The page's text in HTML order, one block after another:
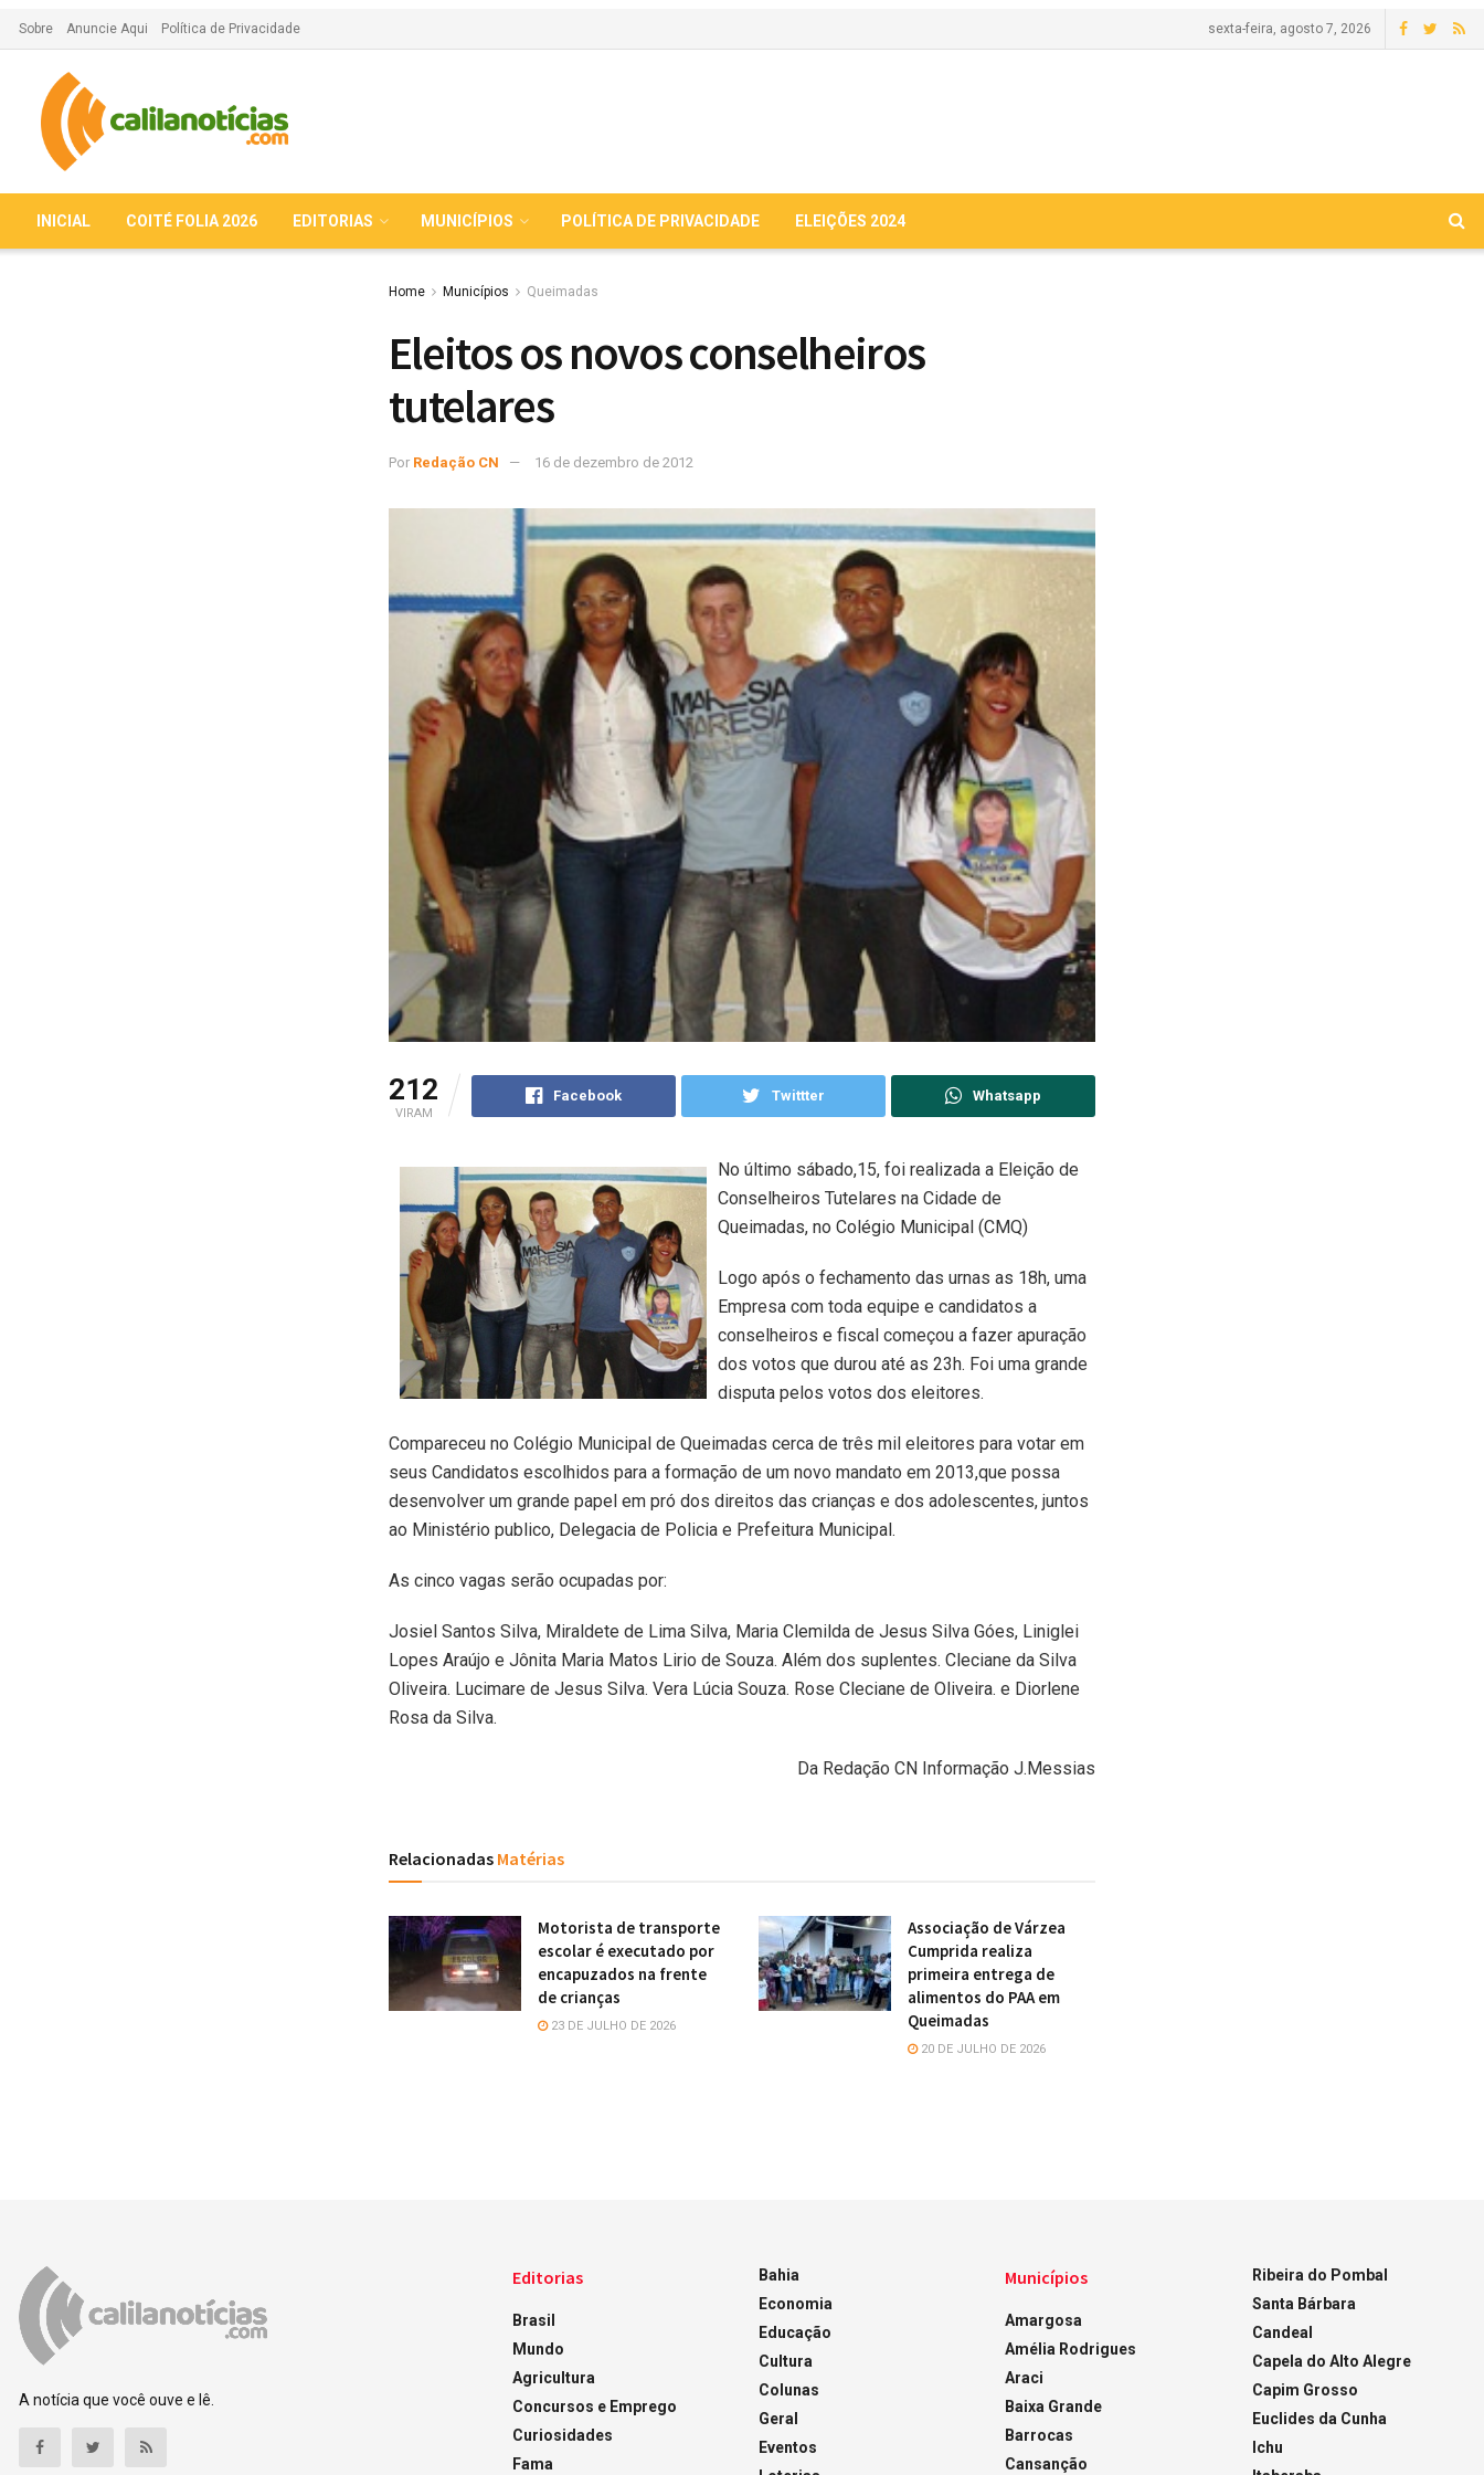
Sobre Anuncie Aqui Política de Privacidade sexta-feira, agosto 7, 2026
INICIAL COITÉ FOLIA 2026 EDITORIAS MUNICÍPIOS POLÍTICA DE PRIVACIDADE ELEIÇÕES 2024
Home Municípios Queimadas
Eleitos os novos conselheiros
tutelares
Por Redação CN 16 de dezembro de 2012
212
VIRAM
Facebook Twittter Whatsapp
No último sábado,15, foi realizada a Eleição de
Conselheiros Tutelares na Cidade de
Queimadas, no Colégio Municipal (CMQ)
Logo após o fechamento das urnas as 18h, uma
Empresa com toda equipe e candidatos a
conselheiros e fiscal começou a fazer apuração
dos votos que durou até as 23h. Foi uma grande
disputa pelos votos dos eleitores.
Compareceu no Colégio Municipal de Queimadas cerca de três mil eleitores para votar em
seus Candidatos escolhidos para a formação de um novo mandato em 2013,que possa
desenvolver um grande papel em pró dos direitos das crianças e dos adolescentes, juntos
ao Ministério publico, Delegacia de Policia e Prefeitura Municipal.
As cinco vagas serão ocupadas por:
Josiel Santos Silva, Miraldete de Lima Silva, Maria Clemilda de Jesus Silva Góes, Liniglei
Lopes Araújo e Jônita Maria Matos Lirio de Souza. Além dos suplentes. Cleciane da Silva
Oliveira. Lucimare de Jesus Silva. Vera Lúcia Souza. Rose Cleciane de Oliveira. e Diorlene
Rosa da Silva.
Da Redação CN Informação J.Messias
Relacionadas Matérias
Motorista de transporte
escolar é executado por
encapuzados na frente
de crianças
23 DE JULHO DE 2026
Associação de Várzea
Cumprida realiza
primeira entrega de
alimentos do PAA em
Queimadas
20 DE JULHO DE 2026
A notícia que você ouve e lê.
Editorias
Brasil
Mundo
Agricultura
Concursos e Emprego
Curiosidades
Fama
Bahia
Economia
Educação
Cultura
Colunas
Geral
Eventos
Municípios
Amargosa
Amélia Rodrigues
Araci
Baixa Grande
Barrocas
Cansanção
Ribeira do Pombal
Santa Bárbara
Candeal
Capela do Alto Alegre
Capim Grosso
Euclides da Cunha
Ichu